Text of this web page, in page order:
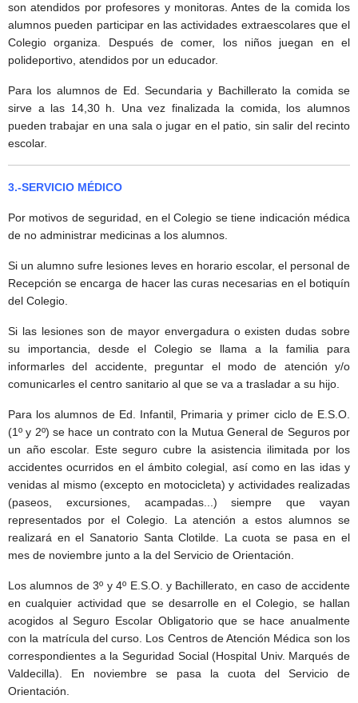
son atendidos por profesores y monitoras. Antes de la comida los
alumnos pueden participar en las actividades extraescolares que el
Colegio organiza. Después de comer, los niños juegan en el
polideportivo, atendidos por un educador.
Para los alumnos de Ed. Secundaria y Bachillerato la comida se
sirve a las 14,30 h. Una vez finalizada la comida, los alumnos
pueden trabajar en una sala o jugar en el patio, sin salir del recinto
escolar.
3.-SERVICIO MÉDICO
Por motivos de seguridad, en el Colegio se tiene indicación médica
de no administrar medicinas a los alumnos.
Si un alumno sufre lesiones leves en horario escolar, el personal de
Recepción se encarga de hacer las curas necesarias en el botiquín
del Colegio.
Si las lesiones son de mayor envergadura o existen dudas sobre
su importancia, desde el Colegio se llama a la familia para
informarles del accidente, preguntar el modo de atención y/o
comunicarles el centro sanitario al que se va a trasladar a su hijo.
Para los alumnos de Ed. Infantil, Primaria y primer ciclo de E.S.O.
(1º y 2º) se hace un contrato con la Mutua General de Seguros por
un año escolar. Este seguro cubre la asistencia ilimitada por los
accidentes ocurridos en el ámbito colegial, así como en las idas y
venidas al mismo (excepto en motocicleta) y actividades realizadas
(paseos, excursiones, acampadas...) siempre que vayan
representados por el Colegio. La atención a estos alumnos se
realizará en el Sanatorio Santa Clotilde. La cuota se pasa en el
mes de noviembre junto a la del Servicio de Orientación.
Los alumnos de 3º y 4º E.S.O. y Bachillerato, en caso de accidente
en cualquier actividad que se desarrolle en el Colegio, se hallan
acogidos al Seguro Escolar Obligatorio que se hace anualmente
con la matrícula del curso. Los Centros de Atención Médica son los
correspondientes a la Seguridad Social (Hospital Univ. Marqués de
Valdecilla). En noviembre se pasa la cuota del Servicio de
Orientación.